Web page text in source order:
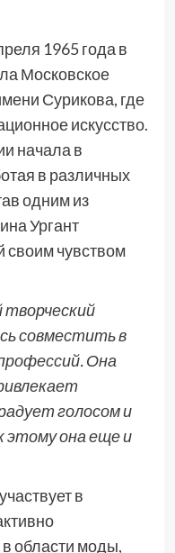
1965 года в
Московское
Сурикова, где
искусство.
начала в
в различных
одним из
Ургант
своим чувством
совместить в
Она
голосом и
этому она еще и
в
области моды,